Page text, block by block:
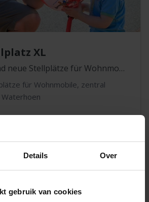
Details Over
gebruik van cookies
XL
Extra große und neue Stellplätze für Wohnmobile
für Wohnmobile, zentral
Preisübersicht
Hier buchen